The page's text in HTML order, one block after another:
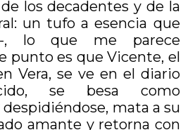
los decadentes y de la
un tufo a esencia que
, lo que me parece
punto es que Vicente, el
Vera, se ve en el diario
se besa como
mata a su
amante y retorna con